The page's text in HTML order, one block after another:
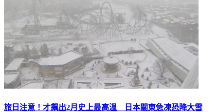
旅日注意！才飆出2月史上最高溫 日本關東急凍恐降大雪